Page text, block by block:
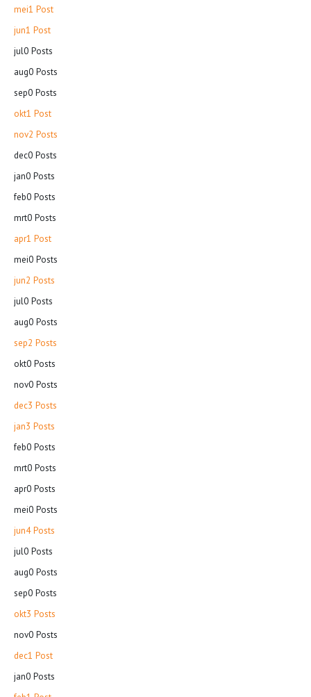
mei1 Post
jun1 Post
jul0 Posts
aug0 Posts
sep0 Posts
okt1 Post
nov2 Posts
dec0 Posts
jan0 Posts
feb0 Posts
mrt0 Posts
apr1 Post
mei0 Posts
jun2 Posts
jul0 Posts
aug0 Posts
sep2 Posts
okt0 Posts
nov0 Posts
dec3 Posts
jan3 Posts
feb0 Posts
mrt0 Posts
apr0 Posts
mei0 Posts
jun4 Posts
jul0 Posts
aug0 Posts
sep0 Posts
okt3 Posts
nov0 Posts
dec1 Post
jan0 Posts